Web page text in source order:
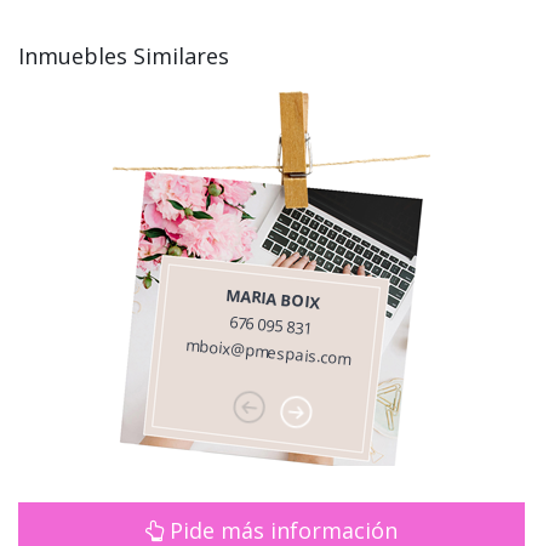
Inmuebles Similares
MARIA BOIX
676 095 831
mboix@pmespais.com
Pide más información